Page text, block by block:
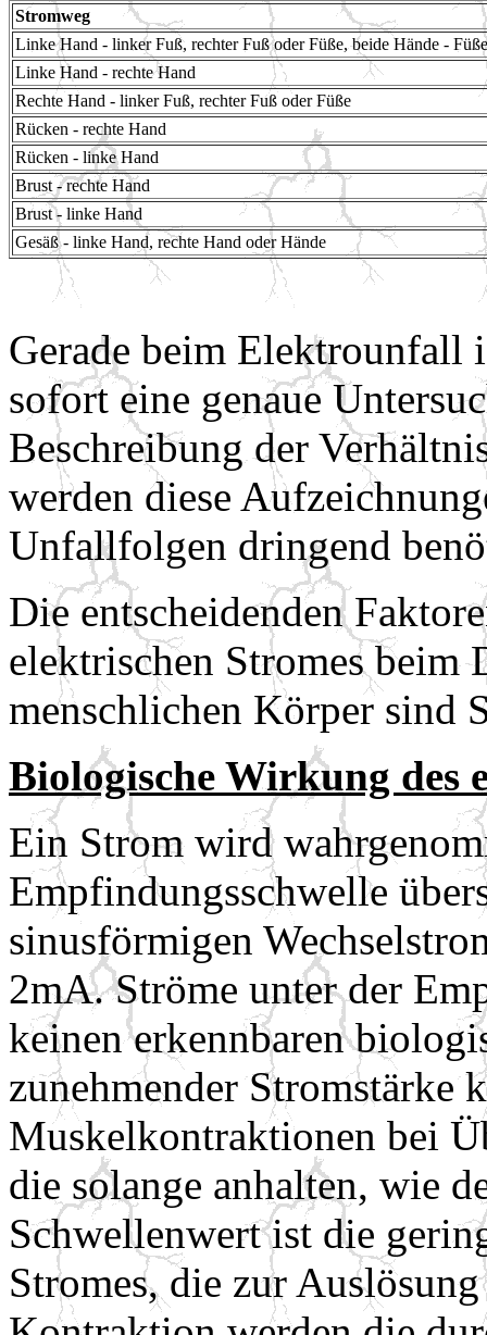
Stromweg
Linke Hand - linker Fuß, rechter Fuß oder Füße, beide Hände - Füße
Linke Hand - rechte Hand
Rechte Hand - linker Fuß, rechter Fuß oder Füße
Rücken - rechte Hand
Rücken - linke Hand
Brust - rechte Hand
Brust - linke Hand
Gesäß - linke Hand, rechte Hand oder Hände
Gerade beim Elektrounfall
sofort eine genaue
Beschreibung der
werden diese
Unfallfolgen dringend
Die entscheidenden
elektrischen Stromes beim
menschlichen Körper sind
Biologische Wirkung des
Ein Strom wird
Empfindungsschwelle
sinusförmigen
2mA. Ströme unter der
keinen erkennbaren
zunehmender Stromstärke
Muskelkontraktionen bei
die solange anhalten, wie
Schwellenwert ist die
Stromes, die zur